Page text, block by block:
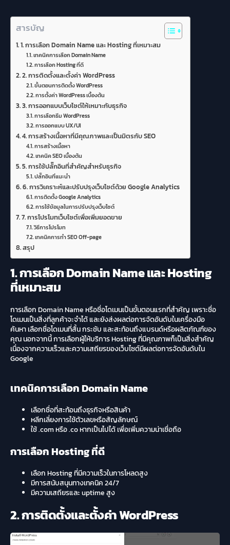
สารบัญ
1. การเลือก Domain Name และ Hosting ที่เหมาะสม
เทคนิคการเลือก Domain Name
การเลือก Hosting ที่ดี
2. การติดตั้งและตั้งค่า WordPress
ขั้นตอนการติดตั้ง WordPress
การตั้งค่า WordPress เบื้องต้น
3. การออกแบบเว็บไซต์ให้เหมาะกับธุรกิจ
การเลือกธีม WordPress
การออกแบบ UX/UI
4. การสร้างเนื้อหาที่มีคุณภาพและเป็นมิตรกับ SEO
การสร้างเนื้อหา
เทคนิค SEO เบื้องต้น
5. การใช้ปลั๊กอินที่สำคัญสำหรับธุรกิจ
ปลั๊กอินที่แนะนำ
6. การวิเคราะห์และปรับปรุงเว็บไซต์ด้วย Google Analytics
การติดตั้ง Google Analytics
การใช้ข้อมูลในการปรับปรุงเว็บไซต์
7. การโปรโมทเว็บไซต์เพื่อเพิ่มยอดขาย
วิธีการโปรโมท
เทคนิคการทำ SEO Off-page
สรุป
1. การเลือก Domain Name และ Hosting
ที่เหมาะสม
การเลือก Domain Name หรือชื่อโดเมนเป็นขั้นตอนแรกที่สำคัญ เพราะชื่อ
โดเมนเป็นสิ่งที่ลูกค้าจะจำได้ และยังส่งผลต่อการจัดอันดับในเครื่องมือ
ค้นหา เลือกชื่อโดเมนที่สั้น กระชับ และสะท้อนถึงแบรนด์หรือผลิตภัณฑ์ของ
คุณ นอกจากนี้ การเลือกผู้ให้บริการ Hosting ที่มีคุณภาพก็เป็นสิ่งสำคัญ
เนื่องจากความเร็วและความเสถียรของเว็บไซต์มีผลต่อการจัดอันดับใน
Google
เทคนิคการเลือก Domain Name
เลือกชื่อที่สะท้อนถึงธุรกิจหรือสินค้า
หลีกเลี่ยงการใช้ตัวเลขหรือสัญลักษณ์
ใช้ .com หรือ .co หากเป็นไปได้ เพื่อเพิ่มความน่าเชื่อถือ
การเลือก Hosting ที่ดี
เลือก Hosting ที่มีความเร็วในการโหลดสูง
มีการสนับสนุนทางเทคนิค 24/7
มีความเสถียรและ uptime สูง
2. การติดตั้งและตั้งค่า WordPress